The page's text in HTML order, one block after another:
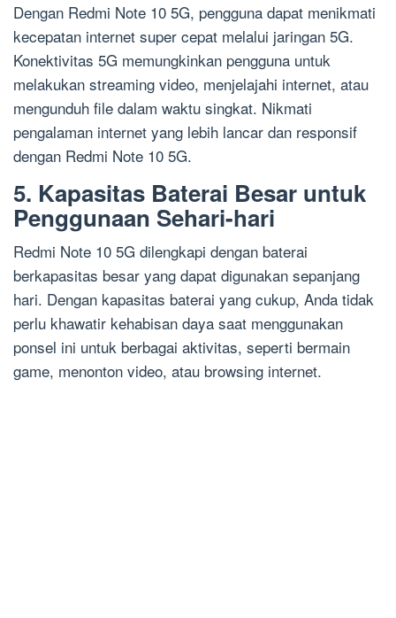
Dengan Redmi Note 10 5G, pengguna dapat menikmati
kecepatan internet super cepat melalui jaringan 5G.
Konektivitas 5G memungkinkan pengguna untuk
melakukan streaming video, menjelajahi internet, atau
mengunduh file dalam waktu singkat. Nikmati
pengalaman internet yang lebih lancar dan responsif
dengan Redmi Note 10 5G.
5. Kapasitas Baterai Besar untuk
Penggunaan Sehari-hari
Redmi Note 10 5G dilengkapi dengan baterai
berkapasitas besar yang dapat digunakan sepanjang
hari. Dengan kapasitas baterai yang cukup, Anda tidak
perlu khawatir kehabisan daya saat menggunakan
ponsel ini untuk berbagai aktivitas, seperti bermain
game, menonton video, atau browsing internet.